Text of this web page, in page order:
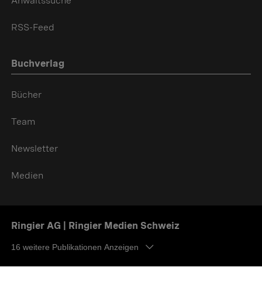
RSS-Feed
Buchverlag
Bücher
Team
Newsletter
Medien
Ringier AG | Ringier Medien Schweiz
16 weitere Publikationen Anzeigen